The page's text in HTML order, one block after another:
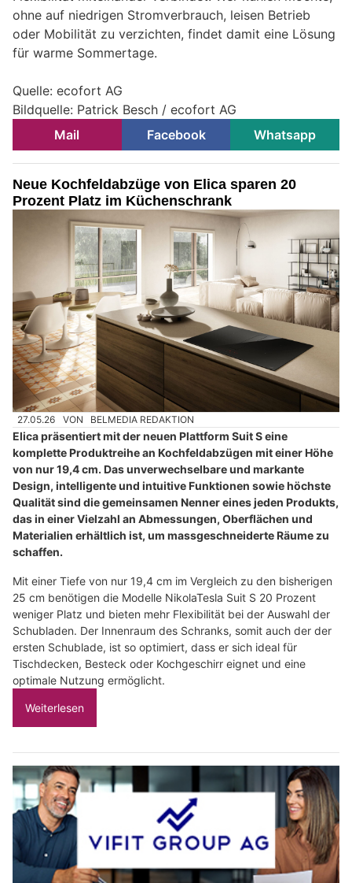
ohne auf niedrigen Stromverbrauch, leisen Betrieb
oder Mobilität zu verzichten, findet damit eine Lösung
für warme Sommertage.
Quelle: ecofort AG
Bildquelle: Patrick Besch / ecofort AG
Mail
Facebook Whatsapp
Neue Kochfeldabzüge von Elica sparen 20
Prozent Platz im Küchenschrank
27.05.26 VON BELMEDIA REDAKTION
Elica präsentiert mit der neuen Plattform Suit S eine
komplette Produktreihe an Kochfeldabzügen mit einer Höhe
von nur 19,4 cm. Das unverwechselbare und markante
Design, intelligente und intuitive Funktionen sowie höchste
Qualität sind die gemeinsamen Nenner eines jeden Produkts,
das in einer Vielzahl an Abmessungen, Oberflächen und
Materialien erhältlich ist, um massgeschneiderte Räume zu
schaffen.
Mit einer Tiefe von nur 19,4 cm im Vergleich zu den bisherigen
25 cm benötigen die Modelle NikolaTesla Suit S 20 Prozent
weniger Platz und bieten mehr Flexibilität bei der Auswahl der
Schubladen. Der Innenraum des Schranks, somit auch der der
ersten Schublade, ist so optimiert, dass er sich ideal für
Tischdecken, Besteck oder Kochgeschirr eignet und eine
optimale Nutzung ermöglicht.
Weiterlesen